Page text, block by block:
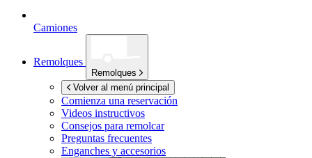
Camiones
Remolques
Remolques
Volver al menú principal
Comienza una reservación
Videos instructivos
Consejos para remolcar
Preguntas frecuentes
Enganches y accesorios